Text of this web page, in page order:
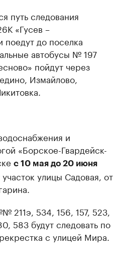
путь следования
«Гусев –
поедут до поселка
автобусы № 197
пойдут через
Измайлово,
и
«Борское-Гвардейск-
с 10 мая до 20 июня
улицы Садовая, от
211э, 534, 156, 157, 523,
583 будут следовать по
с улицей Мира.